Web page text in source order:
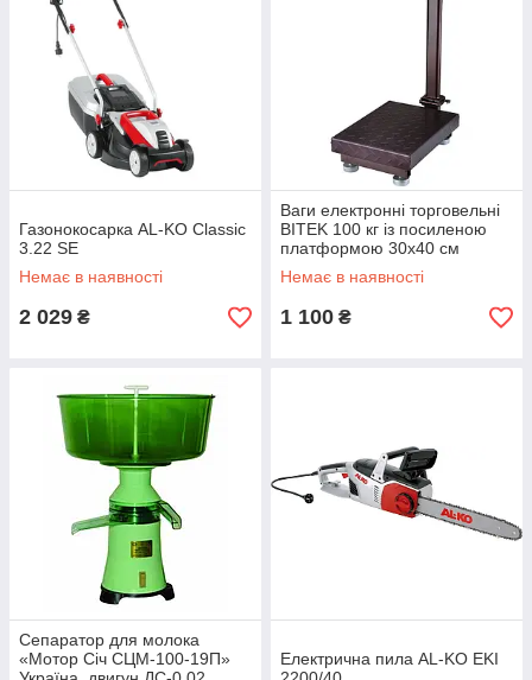
Газонокосарка AL-KO Classic
3.22 SE
Немає в наявності
2 029 ₴
Ваги електронні торговельні
BITEK 100 кг із посиленою
платформою 30х40 см
Немає в наявності
1 100 ₴
Сепаратор для молока
«Мотор Січ СЦМ-100-19П»
Електрична пила AL-KO EKI